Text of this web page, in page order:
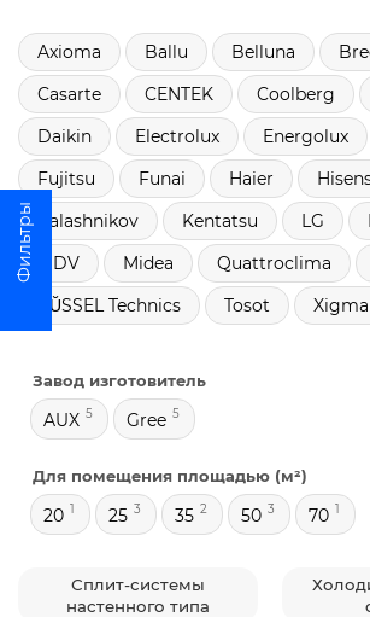
Axioma Ballu Belluna
Casarte
CENTEK Coolberg
Daikin
Electrolux Energolux
Fujitsu
Funai Haier
Kalashnikov
Kentatsu LG
MDV
Midea Quattroclima
RŬSSEL Technics
Tosot Xigma
Завод изготовитель
AUX 5 Gree 5
Для помещения площадью (м²)
20 1 25 3 35 2 50 3 70 1
Сплит-системы
настенного типа